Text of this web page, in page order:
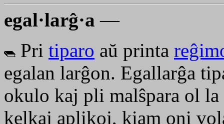
egal·larĝ·a —
Pri tiparo aŭ printa
egalan larĝon. Egallarĝa
okulo kaj pli malŝpara ol la
kelkaj aplikoj, kiam oni